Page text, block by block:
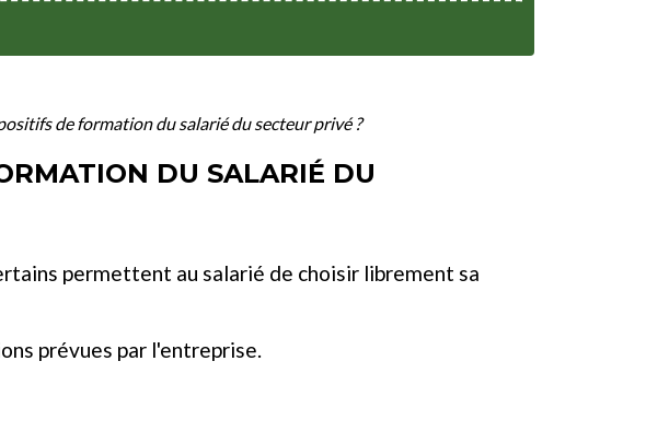
de formation du salarié du secteur privé ?
DU SALARIÉ DU
permettent au salarié de choisir librement sa
prévues par l'entreprise.